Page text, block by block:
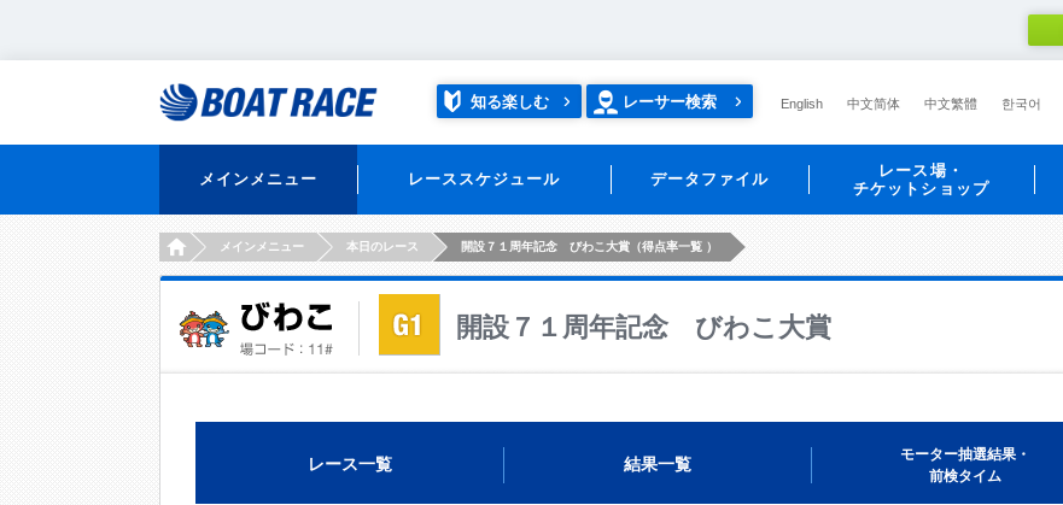
知る楽しむ レーサー検索 English 中文简体 中文繁體 한국어
メインメニュー レーススケジュール データファイル
レース場・
チケットショップ
HOMEメインメニュー 本日のレース 開設７１周年記念 びわこ大賞（得点率一覧 ）
開設７１周年記念 びわこ大賞
レース一覧 結果一覧
モーター抽選結果・
前検タイム